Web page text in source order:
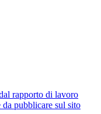
rapporto di lavoro
da pubblicare sul sito